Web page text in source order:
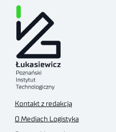
Kontakt z redakcją
O Mediach Logistyka